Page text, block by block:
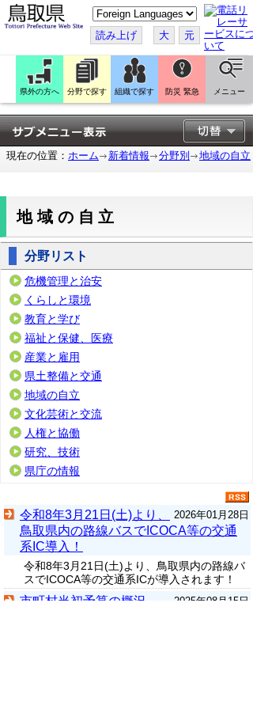
こ
の
ペ
ー
ジ
翻
訳
す
る
読み上げ 大 元
県外の方へ 分野で探す 組織で探す 防災 緊急 メニュー
現在の位置： ホーム 新着情報 分野別 地域の自立
地域の自立
分野リスト
危機管理と治安
くらしと環境
教育と学び
福祉と保健、医療
産業と雇用
県土整備と交通
地域の自立
文化芸術と交流
人権と協働
研究、技術
県庁の情報
2026年01月28日
令和8年3月21日(土)より、
鳥取県内の路線バスでICOCA等の交通
系IC導入！
令和8年3月21日(土)より、鳥取県内の路線バ
スでICOCA等の交通系ICが導入されます！
2025年08月15日
市町村当初予算の概況